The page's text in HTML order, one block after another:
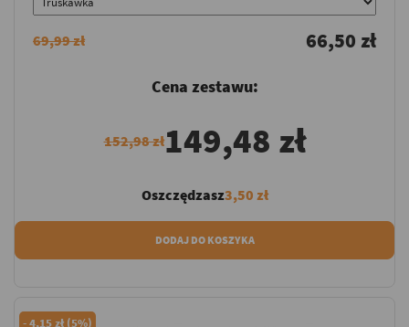
69,99 zł 66,50 zł
Cena zestawu:
152,98 zł149,48 zł
Oszczędzasz3,50 zł
DODAJ DO KOSZYKA
-4,15 zł (5%)